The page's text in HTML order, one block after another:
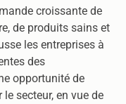
croissante de
de produits sains et
les entreprises à
des
opportunité de
secteur, en vue de